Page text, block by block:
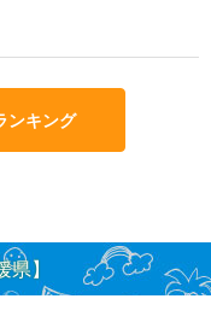
ンキング
】